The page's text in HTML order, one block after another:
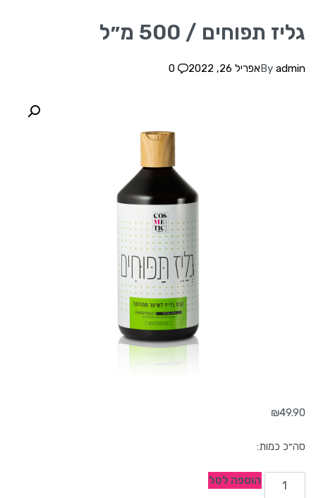
גליז תפוחים / 500 מ״ל
By admin אפריל 26, 2022
₪49.90
הוספה לסל